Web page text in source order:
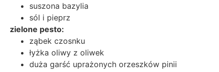
suszona bazylia
sól i pieprz
zielone pesto:
ząbek czosnku
łyżka oliwy z oliwek
duża garść uprażonych orzeszków pinii